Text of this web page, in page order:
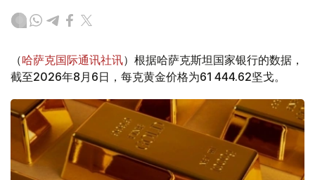
（哈萨克国际通讯社讯）根据哈萨克斯坦国家银行的数据，
截至2026年8月6日，每克黄金价格为61 444.62坚戈。